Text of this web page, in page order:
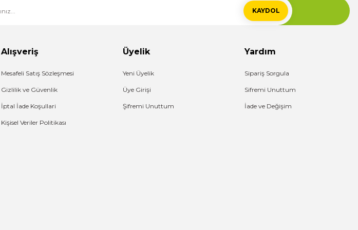
KAYDOL
Alışveriş
Mesafeli Satış Sözleşmesi
Gizlilik ve Güvenlik
İptal İade Koşullari
Kişisel Veriler Politikası
Üyelik
Yeni Üyelik
Üye Girişi
Şifremi Unuttum
Yardım
Sipariş Sorgula
Sifremi Unuttum
İade ve Değişim